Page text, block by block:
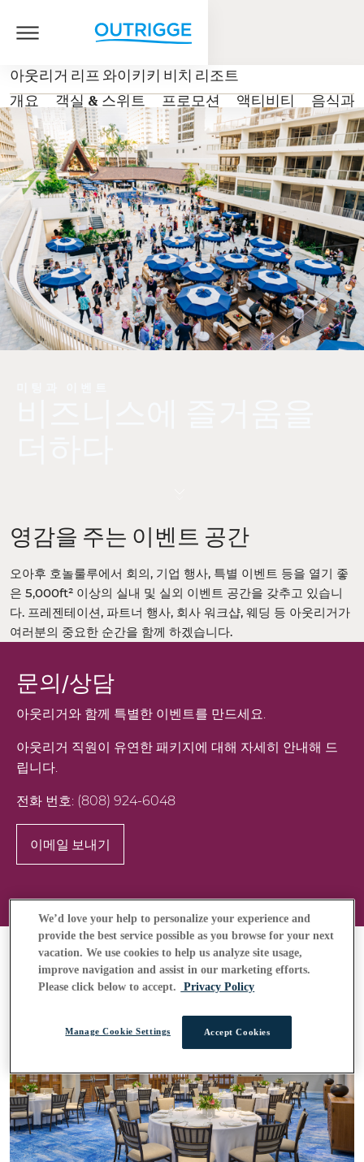
아웃리거 리프 와이키키 비치 리조트
개요
객실 & 스위트 프로모션 액티비티 음식과
영감을 주는 이벤트 공간
오아후 호놀룰루에서 회의, 기업 행사, 특별 이벤트 등을 열기 좋
은 5,000ft² 이상의 실내 및 실외 이벤트 공간을 갖추고 있습니
다. 프레젠테이션, 파트너 행사, 회사 워크샵, 웨딩 등 아웃리거가
여러분의 중요한 순간을 함께 하겠습니다.
문의/상담
아웃리거와 함께 특별한 이벤트를 만드세요.
아웃리거 직원이 유연한 패키지에 대해 자세히 안내해 드
립니다.
전화 번호: (808) 924-6048
이메일 보내기
We’d love your help to personalize your experience and
provide the best service possible as you browse for your next
vacation. We use cookies to help us analyze site usage,
improve navigation and assist in our marketing efforts.
Please click below to accept.
Privacy Policy
Accept Cookies
Manage Cookie Settings